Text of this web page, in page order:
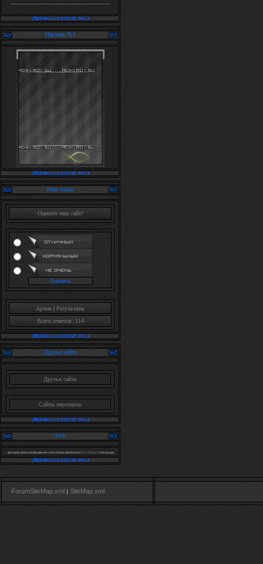
Партнер №1
Наш опрос
Оцените наш сайт?
Архив | Результаты
Всего ответов: 114
Друзья сайта
Друзья сайта:
Сайты персонала:
Теги
Для красивого отображения этого блока требуетсяFlash Player 9или выше.
ForumSiteMap.xml | SiteMap.xml